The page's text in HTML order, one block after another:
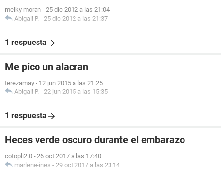
melky moran - 25 dic 2012 a las 21:04
Abigail P. - 25 dic 2012 a las 21:37
1 respuesta
Me pico un alacran
terezamay - 12 jun 2015 a las 21:25
Abigail P. - 22 jun 2015 a las 15:35
1 respuesta
Heces verde oscuro durante el embarazo
cotopli2.0 - 26 oct 2017 a las 17:40
marlene-ines - 29 oct 2017 a las 23:14